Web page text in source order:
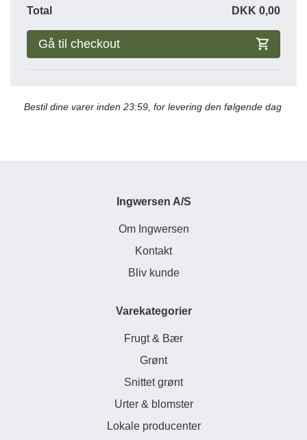
Total DKK 0,00
Gå til checkout
Bestil dine varer inden 23:59, for levering den følgende dag
Ingwersen A/S
Om Ingwersen
Kontakt
Bliv kunde
Varekategorier
Frugt & Bær
Grønt
Snittet grønt
Urter & blomster
Lokale producenter